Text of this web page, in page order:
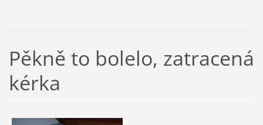
Pěkně to bolelo, zatracená
kérka